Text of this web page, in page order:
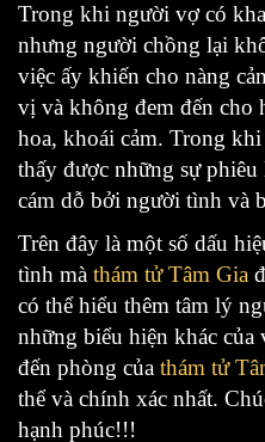
Trong khi người vợ có
nhưng người chồng lại
việc ấy khiến cho nàng
vị và không đem đến cho
hoa, khoái cảm. Trong
thấy được những sự
cám dỗ bởi người tình và
Trên đây là một số dấu
tình mà thám tử Tâm Gia
có thể hiểu thêm tâm lý
những biểu hiện khác của
đến phòng của thám tử
thể và chính xác nhất.
hạnh phúc!!!